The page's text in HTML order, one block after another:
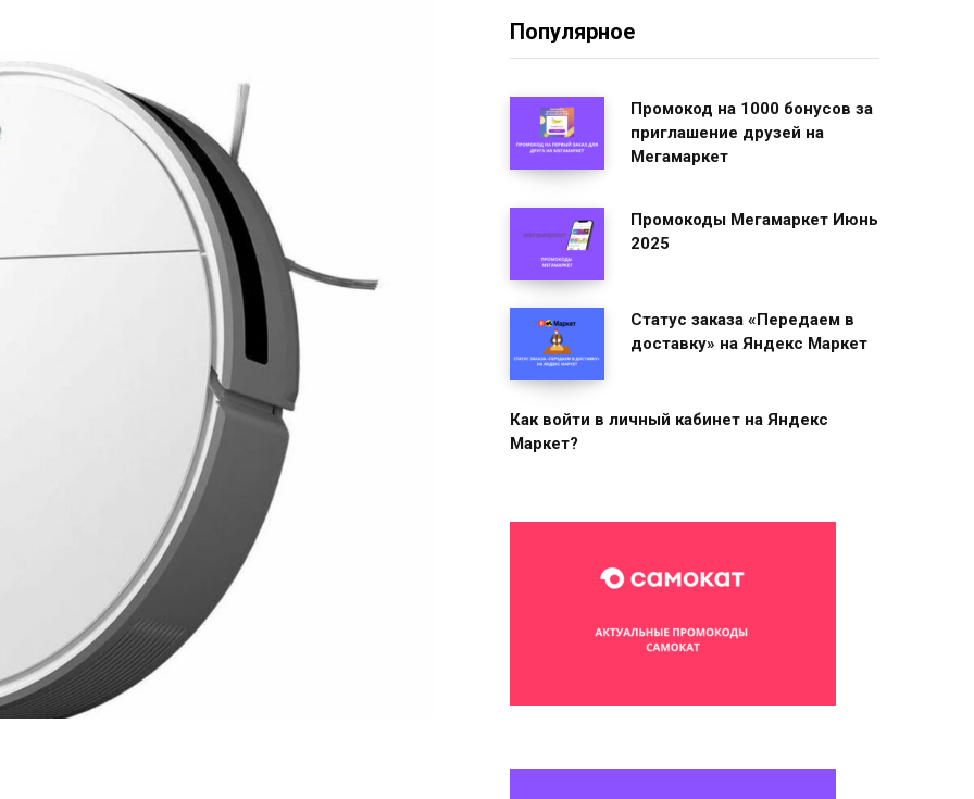
Популярное
Промокод на 1000 бонусов за
приглашение друзей на
Мегамаркет
Промокоды Мегамаркет Июнь
2025
Статус заказа «Передаем в
доставку» на Яндекс Маркет
Как войти в личный кабинет на Яндекс
Маркет?